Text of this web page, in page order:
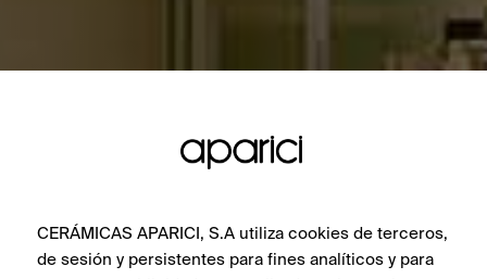
CERÁMICAS APARICI, S.A utiliza cookies de terceros,
de sesión y persistentes para fines analíticos y para